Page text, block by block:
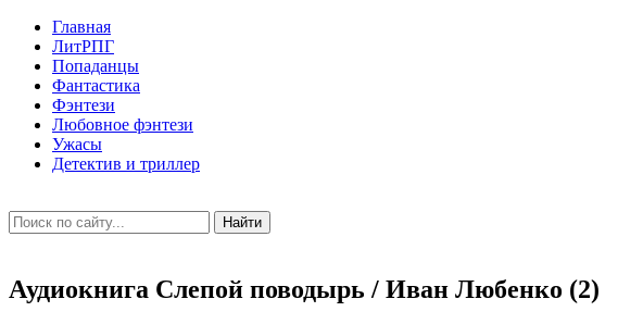
Главная
ЛитРПГ
Попаданцы
Фантастика
Фэнтези
Любовное фэнтези
Ужасы
Детектив и триллер
Найти
Аудиокнига Слепой поводырь / Иван Любенко (2)